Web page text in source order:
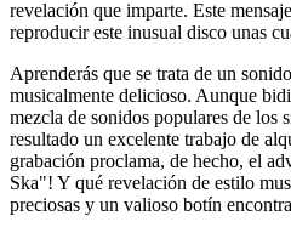
revelación que imparte. Este
reproducir este inusual disco unas
Aprenderás que se trata de un
musicalmente delicioso. Aunque
mezcla de sonidos populares de los
resultado un excelente trabajo de
grabación proclama, de hecho, el
Ska"! Y qué revelación de estilo
preciosas y un valioso botín